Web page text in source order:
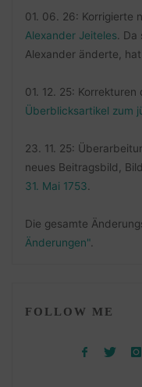
01. 06. 26: Korrigierte
Alexander Jeiteles .
Alexander änderte,
01. 12. 25:
Überblicksartikel zum
23. 11. 25:
neues Beitragsbild,
31. Mai 1753
Die gesamte
Änderungen".
FOLLOW ME